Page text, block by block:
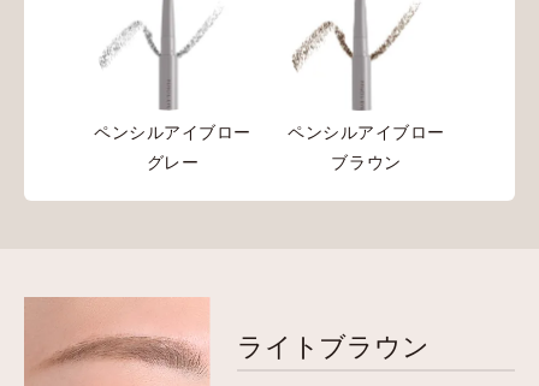
ペンシルアイブロー
グレー
ペンシルアイブロー
ブラウン
ライトブラウン